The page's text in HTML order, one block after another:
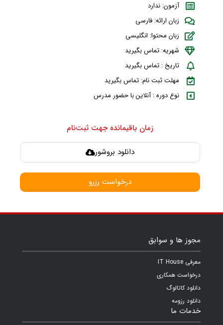
آزمون: ندارد
زبان ارائه: فارسی
زبان محتوا: انگلیسی
شهریه: تماس بگیرید
تاریخ : تماس بگیرید
مهلت ثبت نام: تماس بگیرید
نوع دوره : آنلاین با حضور مدرس
زمان باقیمانده جهت ثبت‌نام
دانلود بروشور
درخواست رزرو
مجوز ها و سوابق
معرفی IT House
درخواست همکاری
دانلود کاتالوگ
دانلود رزومه
خدمات ما